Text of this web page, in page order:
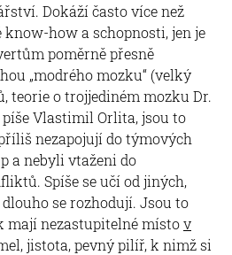
Dokáží často více než
how a schopnosti, jen je
poměrně přesně
„modrého mozku“ (velký
teorie o trojjediném mozku Dr.
Vlastimil Orlita, jsou to
nezapojují do týmových
a nebyli vtaženi do
Spíše se učí od jiných,
se rozhodují. Jsou to
mají nezastupitelné místov
jistota, pevný pilíř, k nimž si